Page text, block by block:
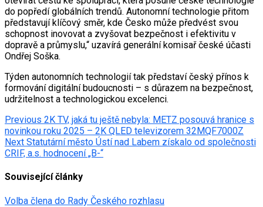
do popředí globálních trendů. Autonomní technologie přitom
představují klíčový směr, kde Česko může předvést svou
schopnost inovovat a zvyšovat bezpečnost i efektivitu v
dopravě a průmyslu,“ uzavírá generální komisař české účasti
Ondřej Soška.
Týden autonomních technologií tak představí český přínos k
formování digitální budoucnosti – s důrazem na bezpečnost,
udržitelnost a technologickou excelenci.
Post
navigation
Previous 2K TV, jaká tu ještě nebyla: METZ posouvá hranice s
novinkou roku 2025 – 2K QLED televizorem 32MQF7000Z
Next Statutární město Ústí nad Labem získalo od společnosti
CRIF, a.s. hodnocení „B-“
Související články
Volba člena do Rady Českého rozhlasu